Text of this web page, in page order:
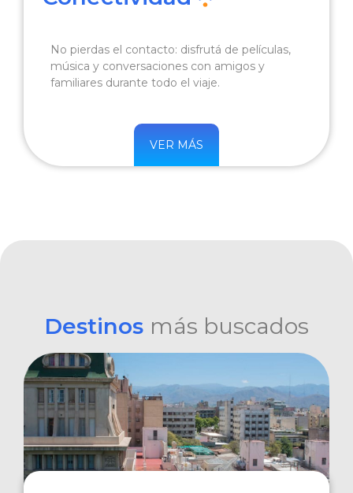
No pierdas el contacto: disfrutá de películas,
música y conversaciones con amigos y
familiares durante todo el viaje.
VER MÁS
Destinos más buscados